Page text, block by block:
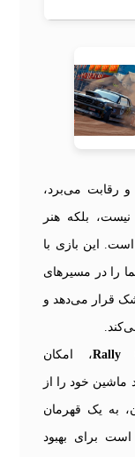
و رقابت می‌برد،
بلکه هنر
این بازی با
را در مسیرهای
قرار می‌دهد و
Rally، امکان
خود را از
به یک قهرمان
برای بهبود